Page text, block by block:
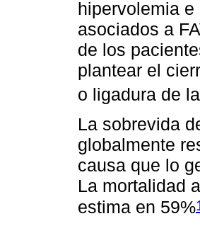
hipervolemia
asociados a
de los
plantear el
o ligadura de
La sobrevida
globalmente
causa que lo
La mortalidad
estima en 59%